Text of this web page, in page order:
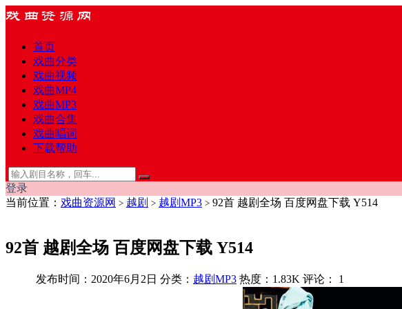
首页
戏曲分类
戏曲视频
戏曲MP4
戏曲MP3
戏曲合集
戏曲唱词
下载帮助
登录
当前位置： 戏曲资源网 > 越剧 > 越剧MP3 > 92首 越剧全场 百度网盘下载 Y514
92首 越剧全场 百度网盘下载 Y514
发布时间：2020年6月2日 分类： 越剧MP3 热度：1.83K 评论： 1